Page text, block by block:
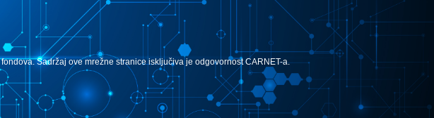
Sadržaj ove mrežne stranice isključiva je odgovornost CARNET-a.